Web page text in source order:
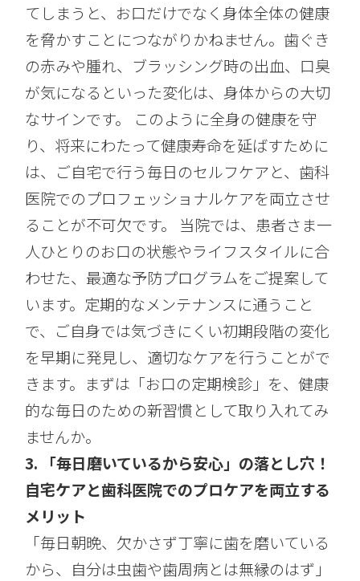
てしまうと、お口だけでなく身体全体の健康
を脅かすことにつながりかねません。歯ぐき
の赤みや腫れ、ブラッシング時の出血、口臭
が気になるといった変化は、身体からの大切
なサインです。 このように全身の健康を守
り、将来にわたって健康寿命を延ばすために
は、ご自宅で行う毎日のセルフケアと、歯科
医院でのプロフェッショナルケアを両立させ
ることが不可欠です。 当院では、患者さま一
人ひとりのお口の状態やライフスタイルに合
わせた、最適な予防プログラムをご提案して
います。定期的なメンテナンスに通うこと
で、ご自身では気づきにくい初期段階の変化
を早期に発見し、適切なケアを行うことがで
きます。まずは「お口の定期検診」を、健康
的な毎日のための新習慣として取り入れてみ
ませんか。
3. 「毎日磨いているから安心」の落とし穴！
自宅ケアと歯科医院でのプロケアを両立する
メリット
「毎日朝晩、欠かさず丁寧に歯を磨いている
から、自分は虫歯や歯周病とは無縁のはず」